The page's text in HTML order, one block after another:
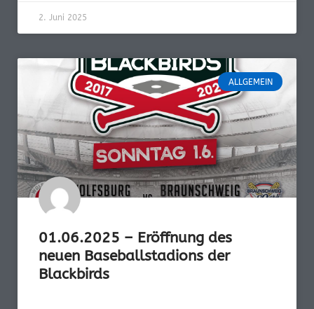
2. Juni 2025
ALLGEMEIN
01.06.2025 – Eröffnung des
neuen Baseballstadions der
Blackbirds